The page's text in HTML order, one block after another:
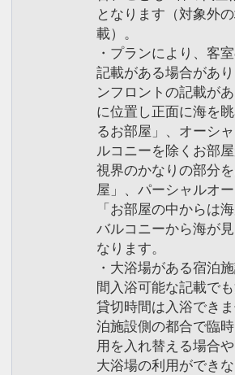
となります（対象外
載）。
・プランにより、客
記載がある場合があ
ンフロントの記載が
に位置し正面に海を
るお部屋」、オーシ
ルコニーを除くお部
視界のかなりの部分
屋」、パーシャルオ
「お部屋の中からは
バルコニーから海が
なります。
・大浴場がある宿泊
間入浴可能な記載で
貸切時間は入浴でき
泊施設側の都合で臨
用を入れ替える場合
大浴場の利用ができ